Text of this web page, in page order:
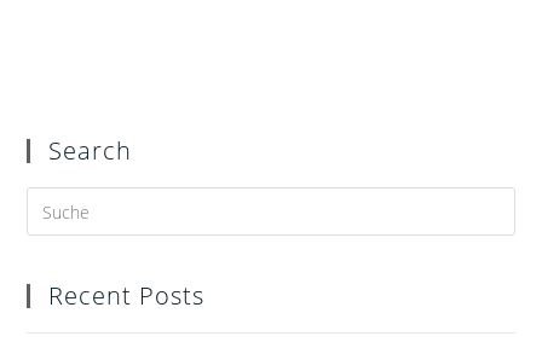
Search
Recent Posts